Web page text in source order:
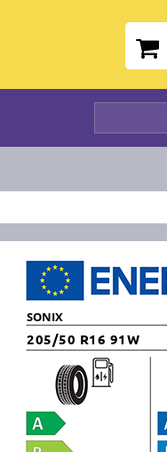
SONIX
205/50 R16 91W